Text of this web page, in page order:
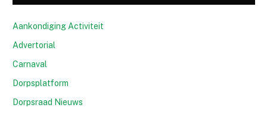
Aankondiging Activiteit
Advertorial
Carnaval
Dorpsplatform
Dorpsraad Nieuws